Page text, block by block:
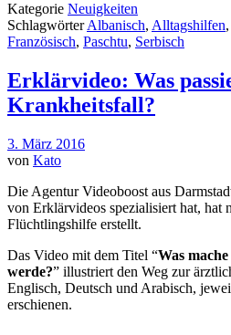
Kategorie Neuigkeiten
SchlagwörterAlbanisch, Alltagshilfen,
Französisch, Paschtu, Serbisch
Erklärvideo: Was
Krankheitsfall?
3. März 2016
von Kato
Die Agentur Videoboost aus
von Erklärvideos spezialisiert hat, hat
Flüchtlingshilfe erstellt.
Das Video mit dem Titel “Was
werde?” illustriert den Weg zur
Englisch, Deutsch und Arabisch,
erschienen.